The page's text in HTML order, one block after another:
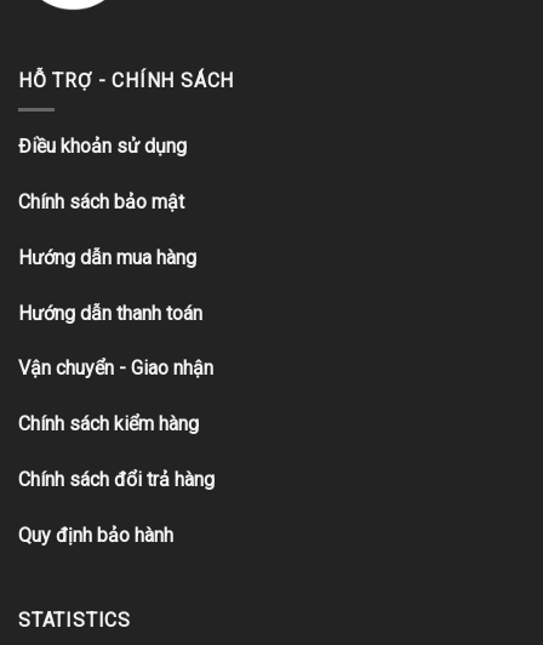
HỖ TRỢ - CHÍNH SÁCH
Điều khoản sử dụng
Chính sách bảo mật
Hướng dẫn mua hàng
Hướng dẫn thanh toán
Vận chuyển - Giao nhận
Chính sách kiểm hàng
Chính sách đổi trả hàng
Quy định bảo hành
STATISTICS